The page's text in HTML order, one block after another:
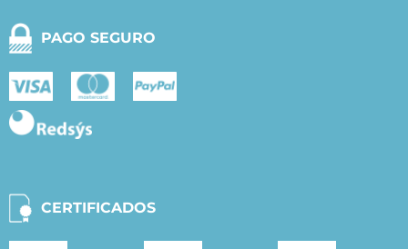
PAGO SEGURO
CERTIFICADOS